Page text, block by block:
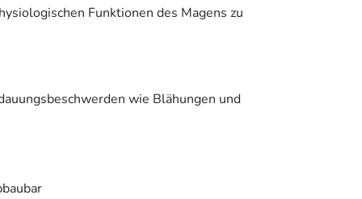
Funktionen des Magens zu
wie Blähungen und